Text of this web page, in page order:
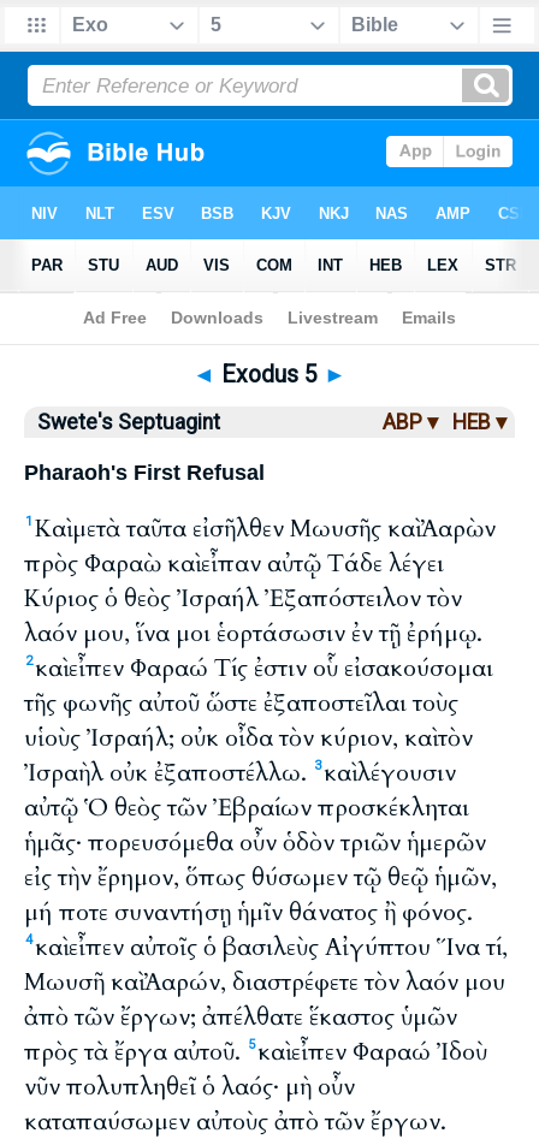
Bible>LXX > Exodus 5
◄ Exodus 5 ►
Swete's Septuagint ABP ▾ HEB ▾
Pharaoh's First Refusal
1 Καὶ μετὰ ταῦτα εἰσῆλθεν Μωυσῆς καὶ Ἀαρὼν
πρὸς Φαραὼ καὶ εἶπαν αὐτῷ Τάδε λέγει
Κύριος ὁ θεὸς Ἰσραήλ Ἐξαπόστειλον τὸν
λαόν μου, ἵνα μοι ἑορτάσωσιν ἐν τῇ ἐρήμῳ.
2καὶ εἶπεν Φαραώ Τίς ἐστιν οὗ εἰσακούσομαι
τῆς φωνῆς αὐτοῦ ὥστε ἐξαποστεῖλαι τοὺς
υἱοὺς Ἰσραήλ; οὐκ οἶδα τὸν κύριον, καὶ τὸν
Ἰσραὴλ οὐκ ἐξαποστέλλω.
3καὶ λέγουσιν
αὐτῷ Ὁ θεὸς τῶν Ἐβραίων προσκέκληται
ἡμᾶς· πορευσόμεθα οὖν ὁδὸν τριῶν ἡμερῶν
εἰς τὴν ἔρημον, ὅπως θύσωμεν τῷ θεῷ ἡμῶν,
μή ποτε συναντήσῃ ἡμῖν θάνατος ἢ φόνος.
4καὶ εἶπεν αὐτοῖς ὁ βασιλεὺς Αἰγύπτου Ἵνα τί,
Μωυσῆ καὶ Ἀαρών, διαστρέφετε τὸν λαόν μου
ἀπὸ τῶν ἔργων; ἀπέλθατε ἕκαστος ὑμῶν
πρὸς τὰ ἔργα αὐτοῦ.
5καὶ εἶπεν Φαραώ Ἰδοὺ
νῦν πολυπληθεῖ ὁ λαός· μὴ οὖν
καταπαύσωμεν αὐτοὺς ἀπὸ τῶν ἔργων.